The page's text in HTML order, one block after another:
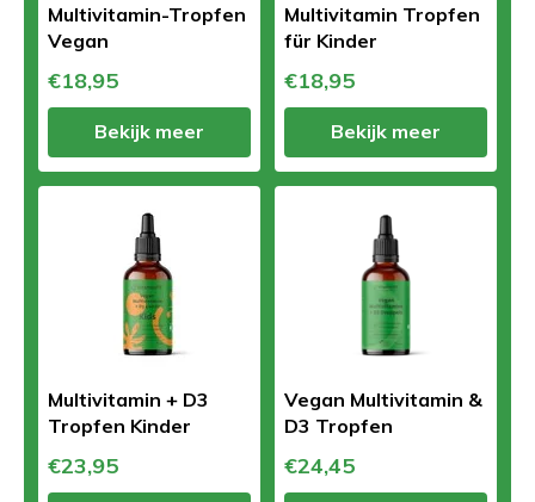
Multivitamin-Tropfen
Vegan
€18,95
Bekijk meer
Multivitamin Tropfen
für Kinder
€18,95
Bekijk meer
Multivitamin + D3
Tropfen Kinder
€23,95
Vegan Multivitamin &
D3 Tropfen
€24,45